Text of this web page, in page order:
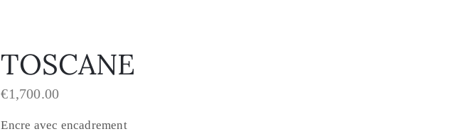
TOSCANE
€1,700.00
Encre avec encadrement